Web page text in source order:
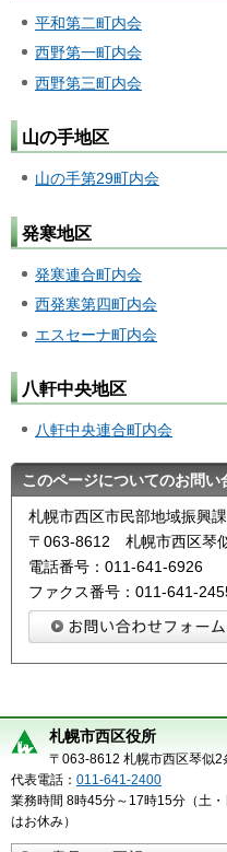
平和第二町内会
西野第一町内会
西野第三町内会
山の手地区
山の手第29町内会
発寒地区
発寒連合町内会
西発寒第四町内会
エスセーナ町内会
八軒中央地区
八軒中央連合町内会
このページについてのお問い
札幌市西区市民部地域振興課
〒063-8612 札幌市西区琴
電話番号：011-641-6926
ファクス番号：011-641-
札幌市西区役所
〒063-8612 札幌市西区琴似2
代表電話： 011-641-2400
業務時間 8時45分～17時15分（土
はお休み）